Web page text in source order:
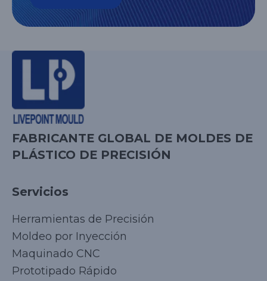
FABRICANTE GLOBAL DE MOLDES DE
PLÁSTICO DE PRECISIÓN
Servicios
Herramientas de Precisión
Moldeo por Inyección
Maquinado CNC
Prototipado Rápido